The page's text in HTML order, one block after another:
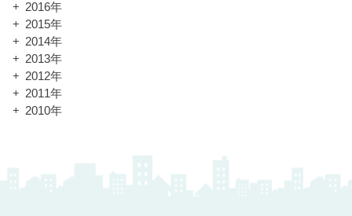
2016年
2015年
2014年
2013年
2012年
2011年
2010年